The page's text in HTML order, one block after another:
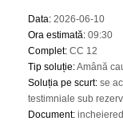
Data: 2026-06-10
Ora estimată: 09:30
Complet: CC 12
Tip soluție:Amână
Soluția pe scurt: se
testimniale sub
Document: